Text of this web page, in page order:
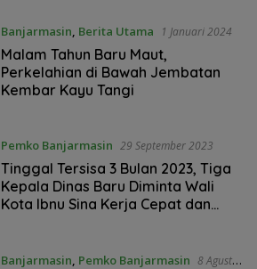
Banjarmasin, Berita Utama 1 Januari 2024
Malam Tahun Baru Maut,
Perkelahian di Bawah Jembatan
Kembar Kayu Tangi
Pemko Banjarmasin 29 September 2023
Tinggal Tersisa 3 Bulan 2023, Tiga
Kepala Dinas Baru Diminta Wali
Kota Ibnu Sina Kerja Cepat dan
Banjarmasin, Pemko Banjarmasin 8 Agustus